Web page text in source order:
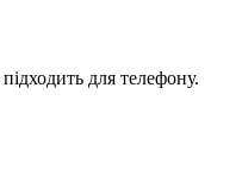
для телефону.